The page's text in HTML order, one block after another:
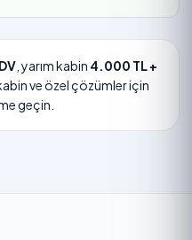
, yarım kabin 4.000 TL +
ve özel çözümler için
geçin.